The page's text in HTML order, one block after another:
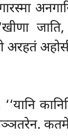
अरहतं
‘‘यानि